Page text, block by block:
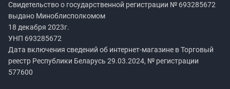
Свидетельство о государственной регистрации № 693285672
выдано Миноблисполкомом
18 декабря 2023г.
УНП 693285672
Дата включения сведений об интернет-магазине в Торговый
реестр Республики Беларусь 29.03.2024, № регистрации
577600